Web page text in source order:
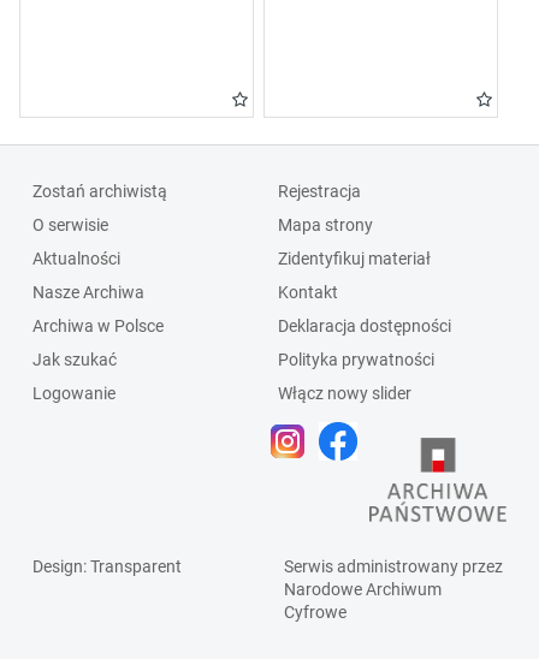
Zostań archiwistą
O serwisie
Aktualności
Nasze Archiwa
Archiwa w Polsce
Jak szukać
Logowanie
Rejestracja
Mapa strony
Zidentyfikuj materiał
Kontakt
Deklaracja dostępności
Polityka prywatności
Włącz nowy slider
Design: Transparent
Serwis administrowany przez
Narodowe Archiwum
Cyfrowe